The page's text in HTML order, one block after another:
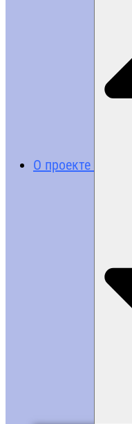
О проекте